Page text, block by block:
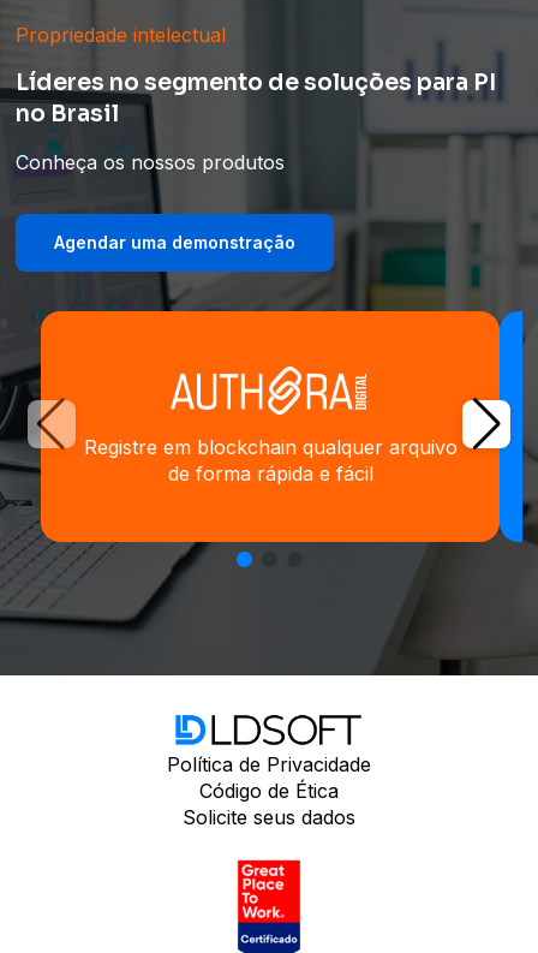
Propriedade intelectual
Líderes no segmento de soluções para PI
no Brasil
Conheça os nossos produtos
Agendar uma demonstração
Registre em blockchain qualquer arquivo
de forma rápida e fácil
Política de Privacidade
Código de Ética
Solicite seus dados